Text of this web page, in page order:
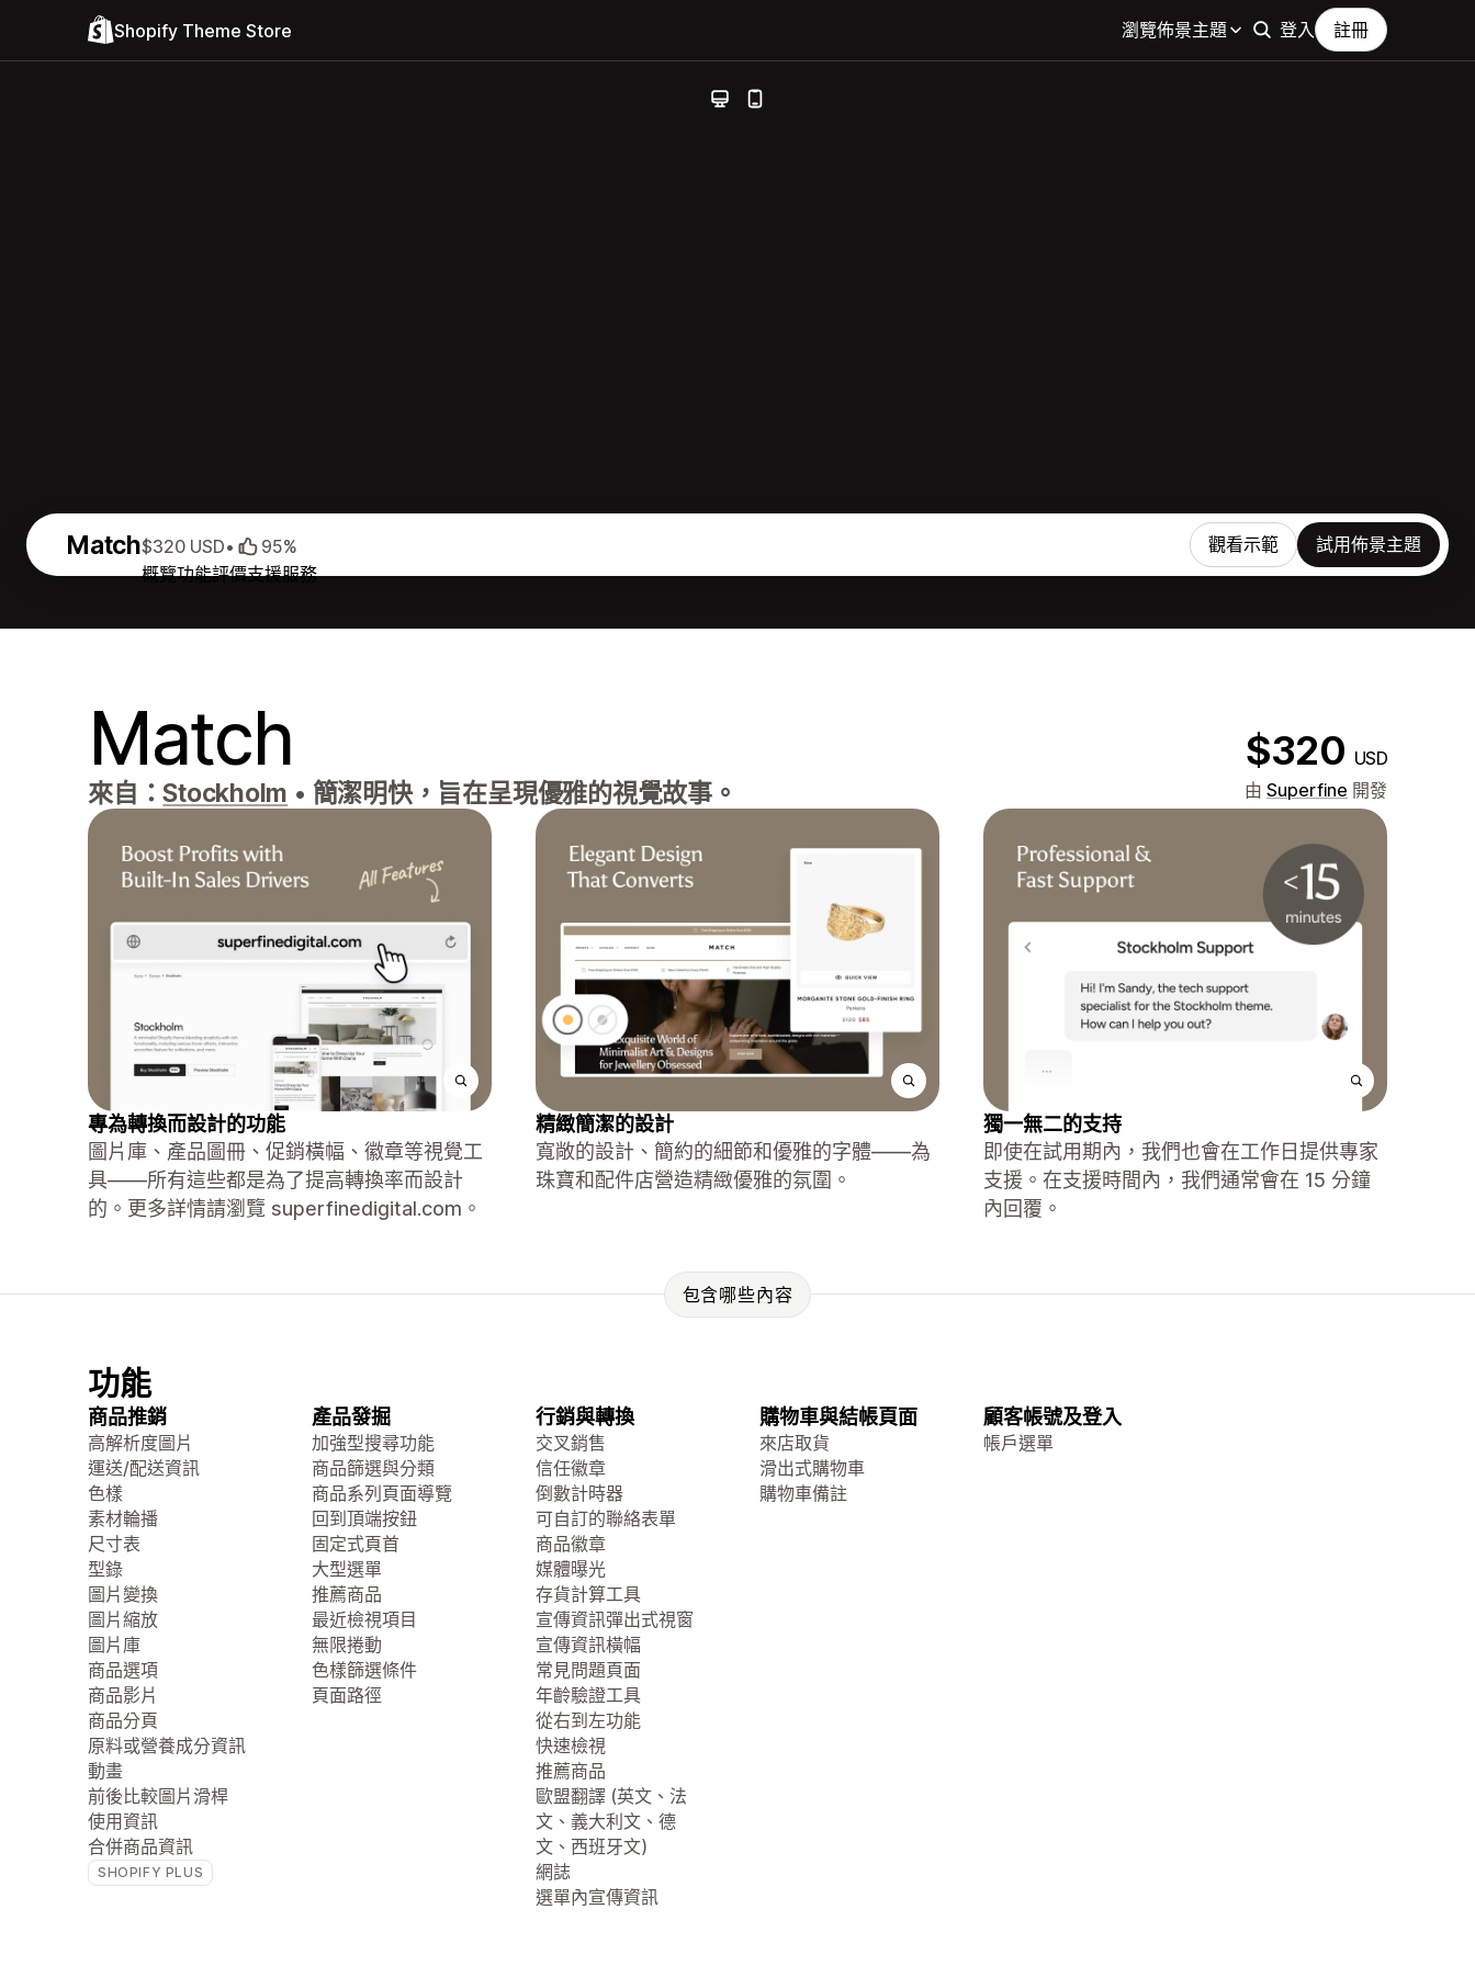
Shopify Theme Store 瀏覽佈景主題 登入 註冊
Match
概覽功能評價支援服務
$320 USD• 95% 觀看示範 試用佈景主題
Match $320 USD
來自：Stockholm • 簡潔明快，旨在呈現優雅的視覺故事。 由 Superfine 開發
專為轉換而設計的功能
圖片庫、產品圖冊、促銷橫幅、徽章等視覺工
具——所有這些都是為了提高轉換率而設計
的。更多詳情請瀏覽 superfinedigital.com。
精緻簡潔的設計
寬敞的設計、簡約的細節和優雅的字體——為
珠寶和配件店營造精緻優雅的氛圍。
獨一無二的支持
即使在試用期內，我們也會在工作日提供專家
支援。在支援時間內，我們通常會在 15 分鐘
內回覆。
包含哪些內容
功能
商品推銷
高解析度圖片
運送/配送資訊
色樣
素材輪播
尺寸表
型錄
圖片變換
圖片縮放
圖片庫
商品選項
商品影片
商品分頁
原料或營養成分資訊
動畫
前後比較圖片滑桿
使用資訊
合併商品資訊
SHOPIFY PLUS
產品發掘
加強型搜尋功能
商品篩選與分類
商品系列頁面導覽
回到頂端按鈕
固定式頁首
大型選單
推薦商品
最近檢視項目
無限捲動
色樣篩選條件
頁面路徑
行銷與轉換
交叉銷售
信任徽章
倒數計時器
可自訂的聯絡表單
商品徽章
媒體曝光
存貨計算工具
宣傳資訊彈出式視窗
宣傳資訊橫幅
常見問題頁面
年齡驗證工具
從右到左功能
快速檢視
推薦商品
歐盟翻譯 (英文、法
文、義大利文、德
文、西班牙文)
網誌
選單內宣傳資訊
購物車與結帳頁面
來店取貨
滑出式購物車
購物車備註
顧客帳號及登入
帳戶選單